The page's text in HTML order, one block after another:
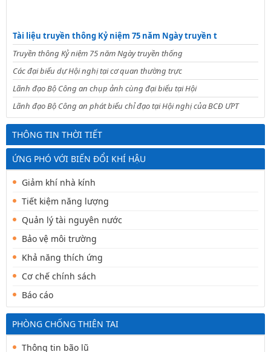
Tài liệu truyền thông Kỷ niệm 75 năm Ngày truyền t
Truyền thông Kỷ niệm 75 năm Ngày truyền thống
Các đại biểu dự Hội nghị tại cơ quan thường trực
Lãnh đạo Bộ Công an chụp ảnh cùng đại biểu tại Hội
Lãnh đạo Bộ Công an phát biểu chỉ đạo tại Hội nghị của BCĐ ƯPT
THÔNG TIN THỜI TIẾT
ỨNG PHÓ VỚI BIẾN ĐỔI KHÍ HẬU
Giảm khí nhà kính
Tiết kiệm năng lượng
Quản lý tài nguyên nước
Bảo vệ môi trường
Khả năng thích ứng
Cơ chế chính sách
Báo cáo
PHÒNG CHỐNG THIÊN TAI
Thông tin bão lũ